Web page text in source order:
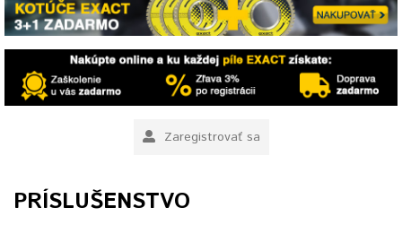
Zaregistrovať sa
PRÍSLUŠENSTVO